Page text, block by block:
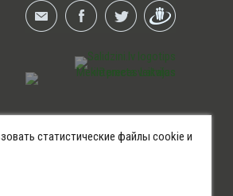
SIA ELFARM HERBALSHOP ©
статистические файлы cookie и